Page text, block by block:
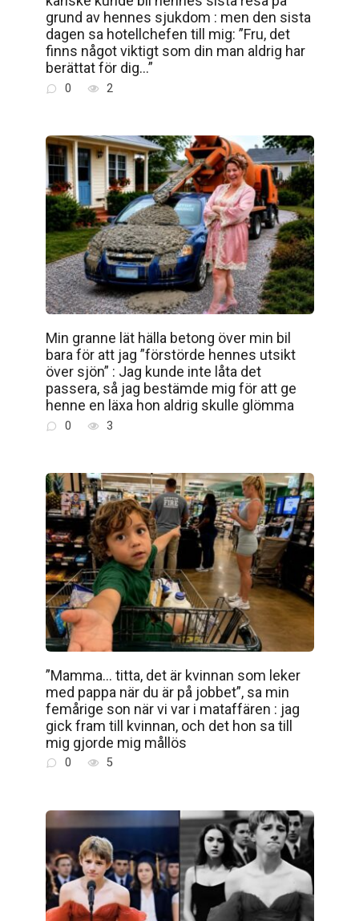
grund av hennes sjukdom : men den sista
dagen sa hotellchefen till mig: ”Fru, det
finns något viktigt som din man aldrig har
berättat för dig…”
0 2
Min granne lät hälla betong över min bil
bara för att jag ”förstörde hennes utsikt
över sjön” : Jag kunde inte låta det
passera, så jag bestämde mig för att ge
henne en läxa hon aldrig skulle glömma
0 3
”Mamma… titta, det är kvinnan som leker
med pappa när du är på jobbet”, sa min
femårige son när vi var i mataffären : jag
gick fram till kvinnan, och det hon sa till
mig gjorde mig mållös
0 5